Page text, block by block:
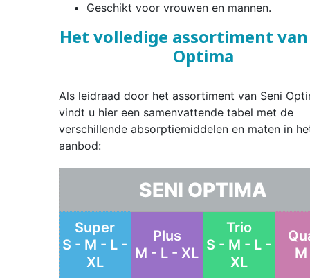
Geschikt voor vrouwen en mannen.
Het volledige assortiment van
Optima
Als leidraad door het assortiment van Seni
vindt u hier een samenvattende tabel met de
verschillende absorptiemiddelen en maten in
aanbod:
SENI OPTIMA
Super
S - M - L -
XL
Plus
M - L - XL
Trio
S - M - L -
XL